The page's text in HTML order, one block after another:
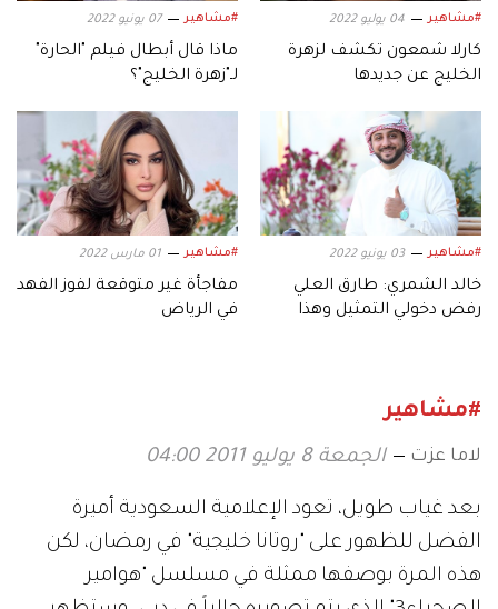
#مشاهير 04 يوليو 2022
كارلا شمعون تكشف لزهرة
الخليج عن جديدها
#مشاهير 07 يونيو 2022
ماذا قال أبطال فيلم "الحارة"
لـ"زهرة الخليج"؟
#مشاهير 03 يونيو 2022
خالد الشمري: طارق العلي
رفض دخولي التمثيل وهذا
#مشاهير 01 مارس 2022
مفاجأة غير متوقعة لفوز الفهد
في الرياض
#مشاهير
لاما عزت الجمعة 8 يوليو 2011 04:00
بعد غياب طويل، تعود الإعلامية السعودية أميرة
الفضل للظهور على "روتانا خليجية" في رمضان، لكن
هذه المرة بوصفها ممثلة في مسلسل "هوامير